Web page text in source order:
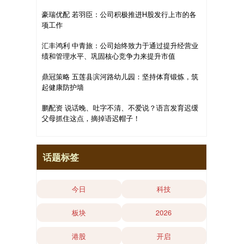
豪瑞优配 若羽臣：公司积极推进H股发行上市的各
项工作
汇丰鸿利 中青旅：公司始终致力于通过提升经营业
绩和管理水平、巩固核心竞争力来提升市值
鼎冠策略 五莲县滨河路幼儿园：坚持体育锻炼，筑
起健康防护墙
鹏配资 说话晚、吐字不清、不爱说？语言发育迟缓
父母抓住这点，摘掉语迟帽子！
话题标签
今日 科技
板块 2026
港股 开启